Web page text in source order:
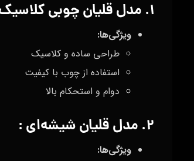
۱. مدل قلیان چوبی کلاسیک:
ویژگی‌ها:
طراحی ساده و کلاسیک
استفاده از چوب با کیفیت
دوام و استحکام بالا
۲. مدل قلیان شیشه‌ای :
ویژگی‌ها: